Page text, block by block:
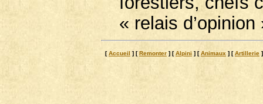
« relais d’opinion
[Accueil ] [Remonter ] [Alpini ] [Animaux ] [Artillerie ]